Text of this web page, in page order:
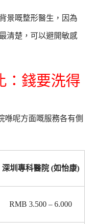
景嘅整形醫生，因為
清楚，可以避開敏感
：錢要洗得
喺呢方面嘅服務各有側
深圳專科醫院 (如怡康)
RMB 3.500 – 6.000